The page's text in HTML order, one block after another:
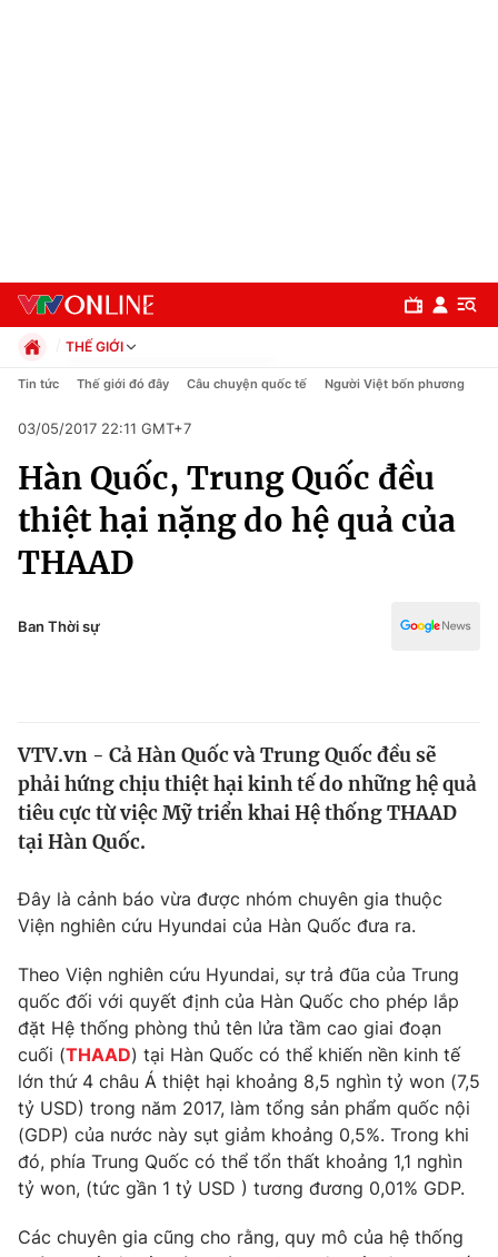
Chuyên mục
Chính trị
Xã hội
Pháp luật
Thế giới
Tin tức
Thế giới đó đây
Câu chuyện quốc tế
Kinh tế
Thị trường
Góc doanh nghiệp
Dữ liệu và đời sống
Phim VTV
Hậu trường
Nhân vật
Khán giả
Giải sao mai
Giải trí
Điện ảnh
Âm nhạc
Sao
Đời sống
Du lịch
Làm đẹp
Giáo dục
Tuyển sinh
Học trực tuyến
THẾ GIỚI
Chính trị
Pháp luật
Kinh tế
Thể thao
Truyền hình
Văn hóa - Giải trí
Công nghệ
Tin tức Thế giới đó đây Câu chuyện quốc tế Người Việt bốn phương
03/05/2017 22:11 GMT+7
Hàn Quốc, Trung Quốc đều
thiệt hại nặng do hệ quả của
THAAD
Ban Thời sự
VTV.vn - Cả Hàn Quốc và Trung Quốc đều sẽ
phải hứng chịu thiệt hại kinh tế do những hệ quả
tiêu cực từ việc Mỹ triển khai Hệ thống THAAD
tại Hàn Quốc.
Đây là cảnh báo vừa được nhóm chuyên gia thuộc
Viện nghiên cứu Hyundai của Hàn Quốc đưa ra.
Theo Viện nghiên cứu Hyundai, sự trả đũa của Trung
quốc đối với quyết định của Hàn Quốc cho phép lắp
đặt Hệ thống phòng thủ tên lửa tầm cao giai đoạn
cuối (THAAD) tại Hàn Quốc có thể khiến nền kinh tế
lớn thứ 4 châu Á thiệt hại khoảng 8,5 nghìn tỷ won (7,5
tỷ USD) trong năm 2017, làm tổng sản phẩm quốc nội
(GDP) của nước này sụt giảm khoảng 0,5%. Trong khi
đó, phía Trung Quốc có thể tổn thất khoảng 1,1 nghìn
tỷ won, (tức gần 1 tỷ USD ) tương đương 0,01% GDP.
Các chuyên gia cũng cho rằng, quy mô của hệ thống